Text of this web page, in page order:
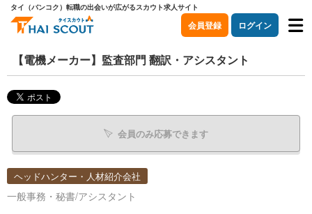
タイ（バンコク）転職の出会いが広がるスカウト求人サイト
会員登録 ログイン
【電機メーカー】監査部門 翻訳・アシスタント
会員のみ応募できます
ヘッドハンター・人材紹介会社
一般事務・秘書/アシスタント